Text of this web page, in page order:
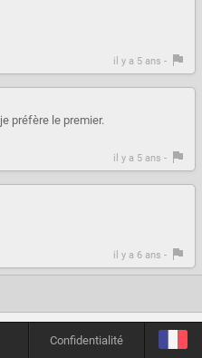
il y a 5 ans -
préfère le premier.
il y a 5 ans -
il y a 6 ans -
Confidentialité